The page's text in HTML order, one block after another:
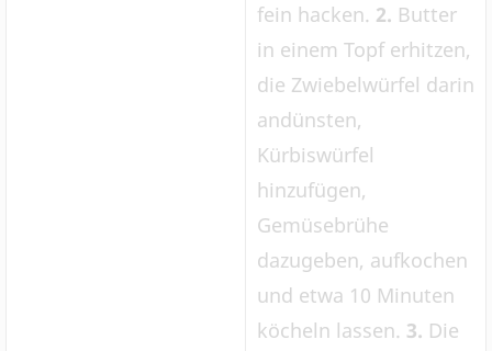
fein hacken. 2. Butter
in einem Topf erhitzen,
die Zwiebelwürfel darin
andünsten,
Kürbiswürfel
hinzufügen,
Gemüsebrühe
dazugeben, aufkochen
und etwa 10 Minuten
köcheln lassen. 3. Die